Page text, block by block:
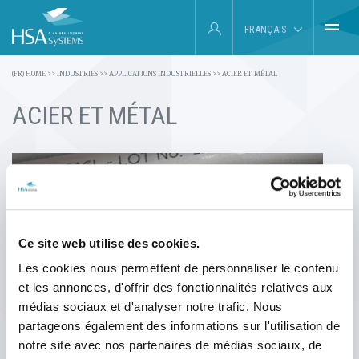
Ce site web utilise des cookies.
Les cookies nous permettent de personnaliser le contenu
et les annonces, d'offrir des fonctionnalités relatives aux
médias sociaux et d'analyser notre trafic. Nous
partageons également des informations sur l'utilisation de
notre site avec nos partenaires de médias sociaux, de
FRANÇAIS
ENGLISH
ESPAÑOL
(FR) HOME
INDUSTRIES
Á PROPOS DE NOUS
ACTUALITÉS ET ÉVÉNEMENTS
CONTACTEZ-NOUS
SEARCH
(FR) HOME >>INDUSTRIES >> APPLICATIONS INDUSTRIELLES >> ACIER ET MÉTAL
ACIER ET MÉTAL